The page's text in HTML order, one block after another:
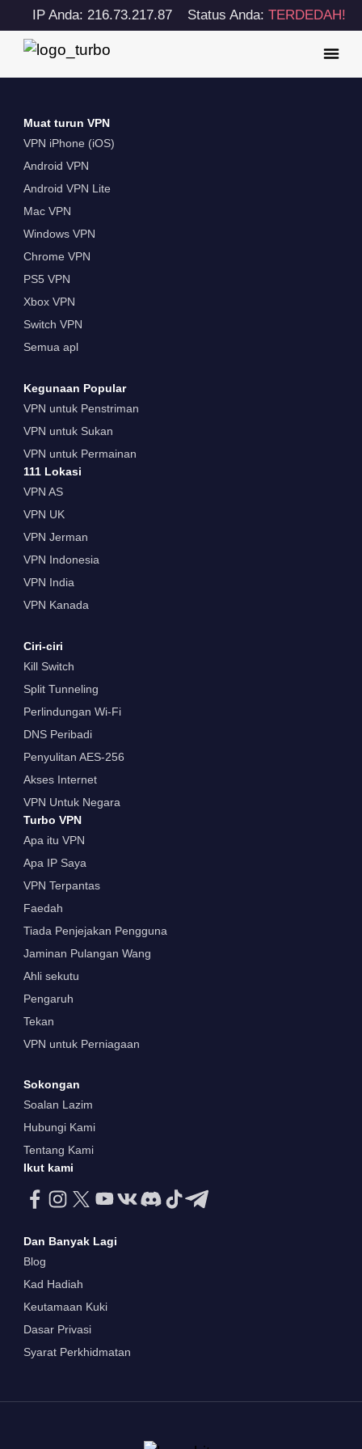
IP Anda: 216.73.217.87 Status Anda: TERDEDAH!
Muat turun VPN
VPN iPhone (iOS)
Android VPN
Android VPN Lite
Mac VPN
Windows VPN
Chrome VPN
PS5 VPN
Xbox VPN
Switch VPN
Semua apl
Kegunaan Popular
VPN untuk Penstriman
VPN untuk Sukan
VPN untuk Permainan
111 Lokasi
VPN AS
VPN UK
VPN Jerman
VPN Indonesia
VPN India
VPN Kanada
Ciri-ciri
Kill Switch
Split Tunneling
Perlindungan Wi-Fi
DNS Peribadi
Penyulitan AES-256
Akses Internet
VPN Untuk Negara
Turbo VPN
Apa itu VPN
Apa IP Saya
VPN Terpantas
Faedah
Tiada Penjejakan Pengguna
Jaminan Pulangan Wang
Ahli sekutu
Pengaruh
Tekan
VPN untuk Perniagaan
Sokongan
Soalan Lazim
Hubungi Kami
Tentang Kami
Ikut kami
Dan Banyak Lagi
Blog
Kad Hadiah
Keutamaan Kuki
Dasar Privasi
Syarat Perkhidmatan